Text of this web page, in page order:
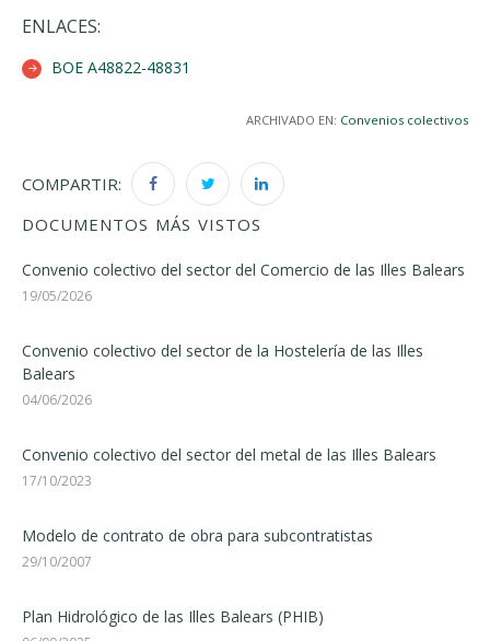
ENLACES:
BOE A48822-48831
ARCHIVADO EN: Convenios colectivos
COMPARTIR:
DOCUMENTOS MÁS VISTOS
Convenio colectivo del sector del Comercio de las Illes Balears
19/05/2026
Convenio colectivo del sector de la Hostelería de las Illes
Balears
04/06/2026
Convenio colectivo del sector del metal de las Illes Balears
17/10/2023
Modelo de contrato de obra para subcontratistas
29/10/2007
Plan Hidrológico de las Illes Balears (PHIB)